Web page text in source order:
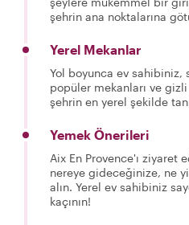
şehrin ana noktalarına
Yerel Mekanlar
Yol boyunca ev sahibiniz,
popüler mekanları ve
şehrin en yerel şekilde
Yemek Önerileri
Aix En Provence'ı ziyaret
nereye gideceğinize, ne
alın. Yerel ev sahibiniz
kaçının!